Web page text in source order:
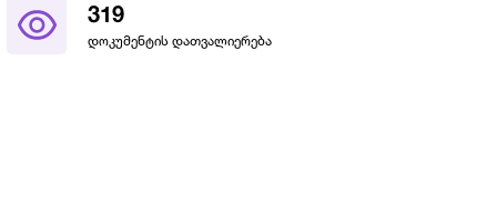
319
დოკუმენტის დათვალიერება